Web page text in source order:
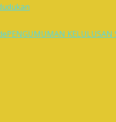
PENGUMUMAN KELULUSAN